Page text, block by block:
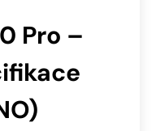
Pro –